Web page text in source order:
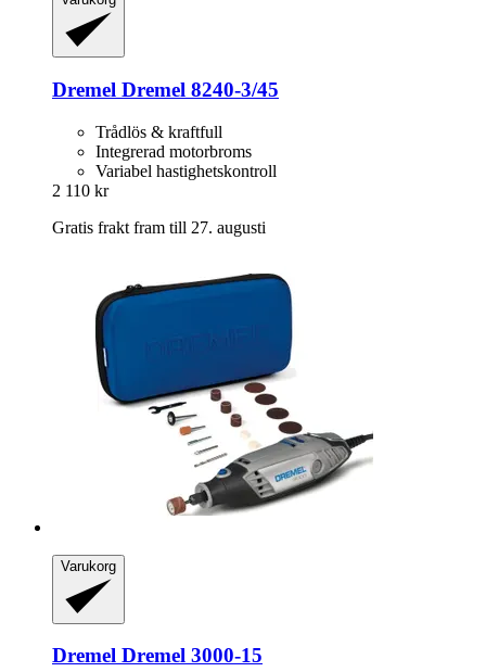
Dremel Dremel 8240-​3/45
Trådlös & kraftfull
Integrerad motorbroms
Variabel hastighetskontroll
2 110 kr
Gratis frakt fram till 27. augusti
Varukorg
Dremel Dremel 3000-​15